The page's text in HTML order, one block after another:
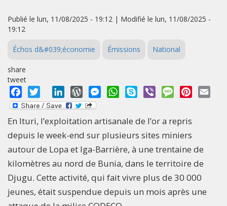
Publié le lun, 11/08/2025 - 19:12 | Modifié le lun, 11/08/2025 -
19:12
Échos d&#039;économie Émissions National
share
tweet
Facebook
Twitter LinkedInWordPressMessengerWhatsApp
Skype Viber MessagePinterest
En Ituri, l’exploitation artisanale de l’or a repris
depuis le week-end sur plusieurs sites miniers
autour de Lopa et Iga-Barrière, à une trentaine de
kilomètres au nord de Bunia, dans le territoire de
Djugu. Cette activité, qui fait vivre plus de 30 000
jeunes, était suspendue depuis un mois après une